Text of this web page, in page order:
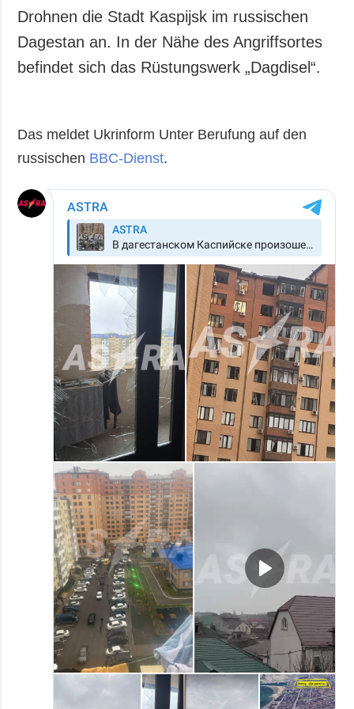
Drohnen die Stadt Kaspijsk im russischen
Dagestan an. In der Nähe des Angriffsortes
befindet sich das Rüstungswerk „Dagdisel“.
Das meldet Ukrinform Unter Berufung auf den
russischen BBC-Dienst.